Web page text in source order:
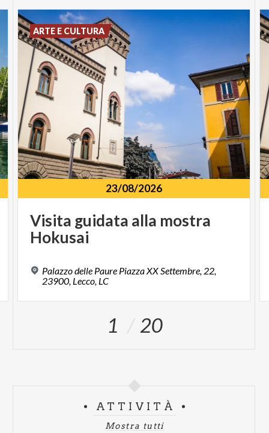
23/08/2026
Visita guidata alla mostra
Hokusai
Palazzo delle Paure Piazza XX Settembre, 22,
23900, Lecco, LC
ARTE E CULTURA
1 20
ATTIVITÀ
Mostra tutti